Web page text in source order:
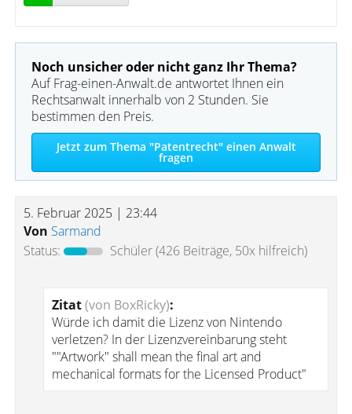
Noch unsicher oder nicht ganz Ihr Thema?
Auf Frag-einen-Anwalt.de antwortet Ihnen ein
Rechtsanwalt innerhalb von 2 Stunden. Sie
bestimmen den Preis.
Jetzt zum Thema "Patentrecht" einen Anwalt
fragen
5. Februar 2025 | 23:44
Von Sarmand
Status:
Schüler(426 Beiträge, 50x hilfreich)
Zitat(von BoxRicky):
Würde ich damit die Lizenz von Nintendo
verletzen? In der Lizenzvereinbarung steht
""Artwork" shall mean the final art and
mechanical formats for the Licensed Product"